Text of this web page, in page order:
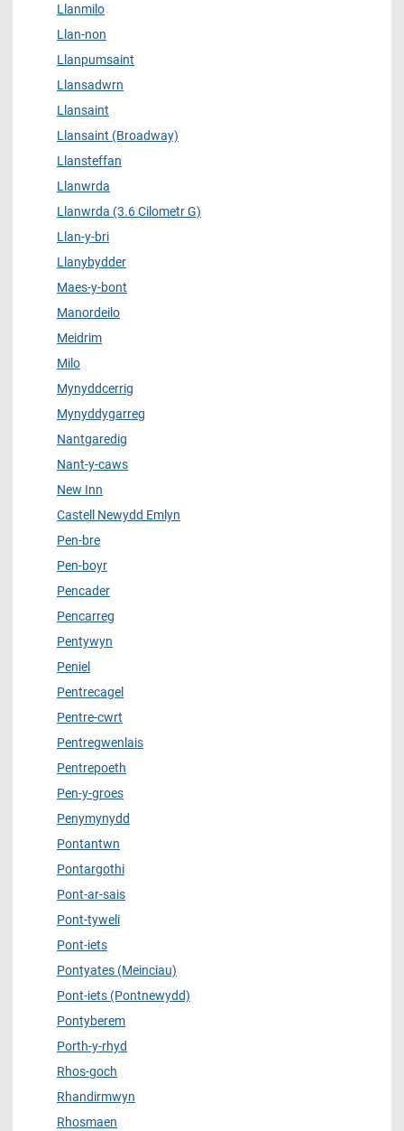
Llanmilo
Llan-non
Llanpumsaint
Llansadwrn
Llansaint
Llansaint (Broadway)
Llansteffan
Llanwrda
Llanwrda (3.6 Cilometr G)
Llan-y-bri
Llanybydder
Maes-y-bont
Manordeilo
Meidrim
Milo
Mynyddcerrig
Mynyddygarreg
Nantgaredig
Nant-y-caws
New Inn
Castell Newydd Emlyn
Pen-bre
Pen-boyr
Pencader
Pencarreg
Pentywyn
Peniel
Pentrecagel
Pentre-cwrt
Pentregwenlais
Pentrepoeth
Pen-y-groes
Penymynydd
Pontantwn
Pontargothi
Pont-ar-sais
Pont-tyweli
Pont-iets
Pontyates (Meinciau)
Pont-iets (Pontnewydd)
Pontyberem
Porth-y-rhyd
Rhos-goch
Rhandirmwyn
Rhosmaen